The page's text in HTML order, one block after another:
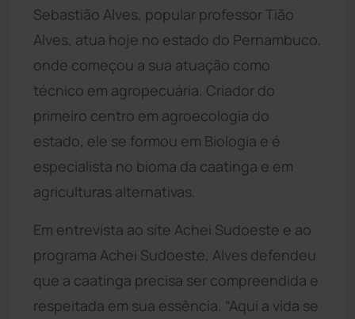
Sebastião Alves, popular professor Tião
Alves, atua hoje no estado do Pernambuco,
onde começou a sua atuação como
técnico em agropecuária. Criador do
primeiro centro em agroecologia do
estado, ele se formou em Biologia e é
especialista no bioma da caatinga e em
agriculturas alternativas.
Em entrevista ao site Achei Sudoeste e ao
programa Achei Sudoeste, Alves defendeu
que a caatinga precisa ser compreendida e
respeitada em sua essência. “Aqui a vida se